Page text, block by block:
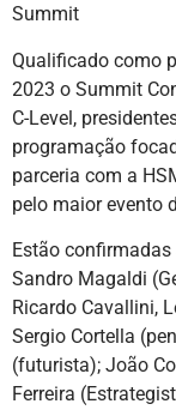
Summit
Qualificado como
2023 o Summit
C-Level,
programação
parceria com a
pelo maior evento
Estão
Sandro Magaldi
Ricardo Cavallini,
Sergio Cortella
(futurista); João
Ferreira